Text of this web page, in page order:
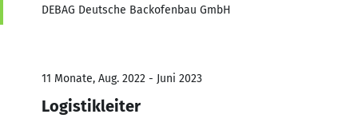
DEBAG Deutsche Backofenbau GmbH
11 Monate, Aug. 2022 - Juni 2023
Logistikleiter